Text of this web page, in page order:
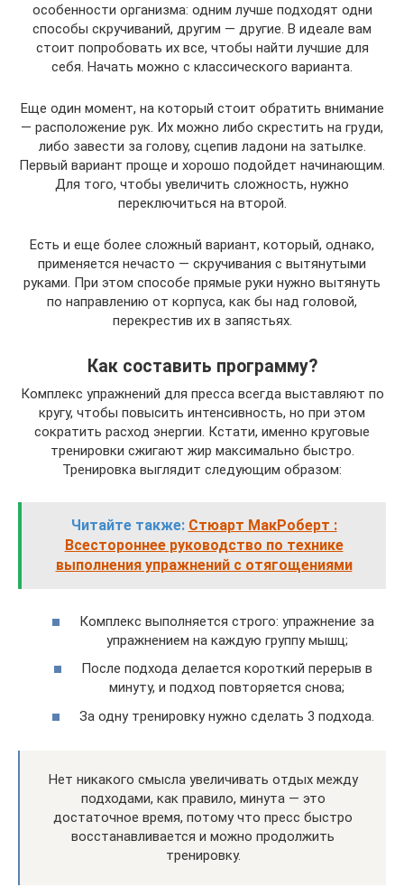
особенности организма: одним лучше подходят одни
способы скручиваний, другим — другие. В идеале вам
стоит попробовать их все, чтобы найти лучшие для
себя. Начать можно с классического варианта.
Еще один момент, на который стоит обратить внимание
— расположение рук. Их можно либо скрестить на груди,
либо завести за голову, сцепив ладони на затылке.
Первый вариант проще и хорошо подойдет начинающим.
Для того, чтобы увеличить сложность, нужно
переключиться на второй.
Есть и еще более сложный вариант, который, однако,
применяется нечасто — скручивания с вытянутыми
руками. При этом способе прямые руки нужно вытянуть
по направлению от корпуса, как бы над головой,
перекрестив их в запястьях.
Как составить программу?
Комплекс упражнений для пресса всегда выставляют по
кругу, чтобы повысить интенсивность, но при этом
сократить расход энергии. Кстати, именно круговые
тренировки сжигают жир максимально быстро.
Тренировка выглядит следующим образом:
Читайте также: Стюарт МакРоберт :
Всестороннее руководство по технике
выполнения упражнений с отягощениями
Комплекс выполняется строго: упражнение за
упражнением на каждую группу мышц;
После подхода делается короткий перерыв в
минуту, и подход повторяется снова;
За одну тренировку нужно сделать 3 подхода.
Нет никакого смысла увеличивать отдых между
подходами, как правило, минута — это
достаточное время, потому что пресс быстро
восстанавливается и можно продолжить
тренировку.